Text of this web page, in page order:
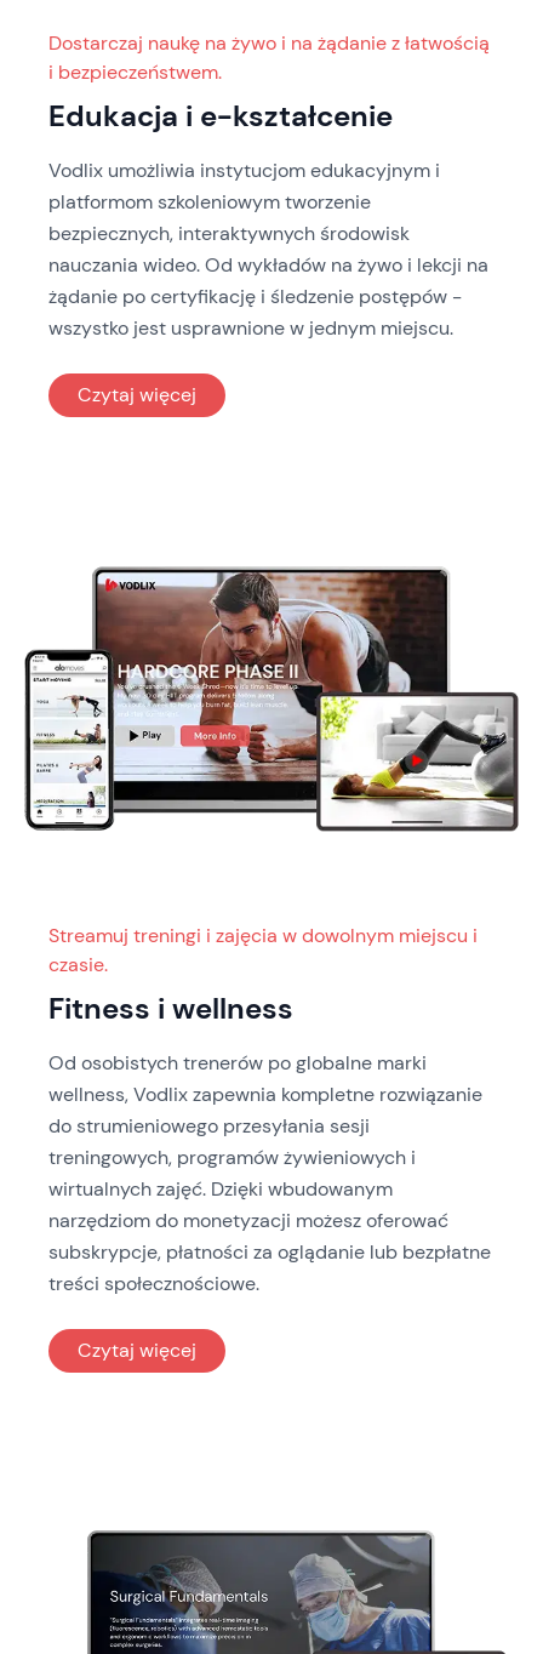
Dostarczaj naukę na żywo i na żądanie z łatwością
i bezpieczeństwem.
Edukacja i e-kształcenie
Vodlix umożliwia instytucjom edukacyjnym i
platformom szkoleniowym tworzenie
bezpiecznych, interaktywnych środowisk
nauczania wideo. Od wykładów na żywo i lekcji na
żądanie po certyfikację i śledzenie postępów -
wszystko jest usprawnione w jednym miejscu.
Czytaj więcej : Edukacja i e-kształcenie
Streamuj treningi i zajęcia w dowolnym miejscu i
czasie.
Fitness i wellness
Od osobistych trenerów po globalne marki
wellness, Vodlix zapewnia kompletne rozwiązanie
do strumieniowego przesyłania sesji
treningowych, programów żywieniowych i
wirtualnych zajęć. Dzięki wbudowanym
narzędziom do monetyzacji możesz oferować
subskrypcje, płatności za oglądanie lub bezpłatne
treści społecznościowe.
Czytaj więcej : Fitness i wellness